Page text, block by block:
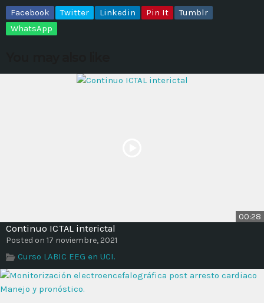
MOST UPVOTED
DESIGN ADMINISTRATOR
Validating Enterprise
Architectures In The Current
Time
Facebook
Twitter Linkedin Pin It
Tumblr
WhatsApp
00:28
Continuo ICTAL interictal
Posted on 17 noviembre, 2021
Curso LABIC EEG en UCI.